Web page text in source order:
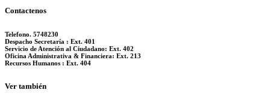
Contactenos
Telefono. 5748230
Despacho Secretaría : Ext. 401
Servicio de Atención al Ciudadano: Ext. 402
Oficina Administrativa & Financiera: Ext. 213
Recursos Humanos : Ext. 404
Ver también